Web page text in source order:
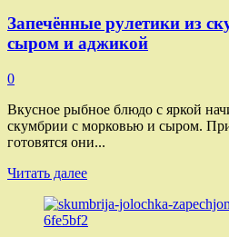
в
сливках
Запечённые рулетики из
сыром и аджикой
0
Вкусное рыбное блюдо с яркой
скумбрии с морковью и сыром.
готовятся они...
Читать далееПрочитать
о
Запечённые